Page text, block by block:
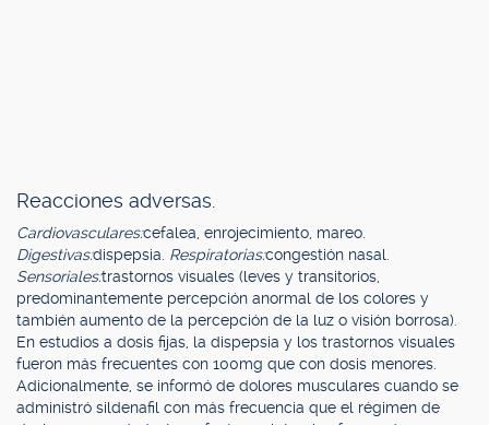
Reacciones adversas.
Cardiovasculares:cefalea, enrojecimiento, mareo.
Digestivas:dispepsia. Respiratorias:congestión nasal.
Sensoriales:trastornos visuales (leves y transitorios,
predominantemente percepción anormal de los colores y
también aumento de la percepción de la luz o visión borrosa).
En estudios a dosis fijas, la dispepsia y los trastornos visuales
fueron más frecuentes con 100mg que con dosis menores.
Adicionalmente, se informó de dolores musculares cuando se
administró sildenafil con más frecuencia que el régimen de